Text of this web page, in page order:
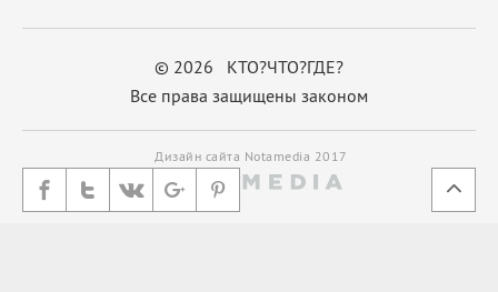
© 2026 КТО?ЧТО?ГДЕ?
Все права защищены законом
Дизайн сайта Notamedia 2017